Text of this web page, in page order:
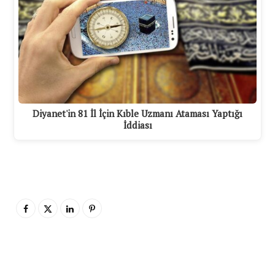
Diyanet'in 81 İl İçin Kıble Uzmanı Ataması Yaptığı
İddiası